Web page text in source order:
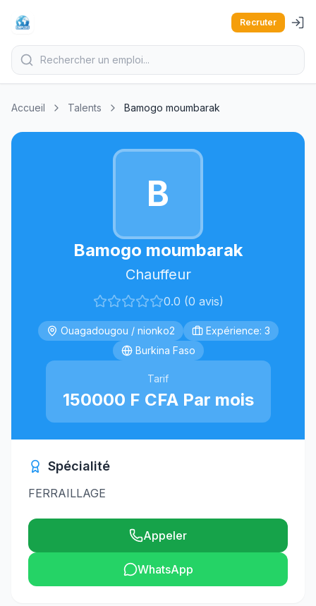
Recruter
Accueil Talents Bamogo moumbarak
B
Bamogo moumbarak
Chauffeur
0.0 (0 avis)
Ouagadougou / nionko2
Expérience: 3
Burkina Faso
Tarif
150000 F CFA Par mois
Spécialité
FERRAILLAGE
Appeler
WhatsApp